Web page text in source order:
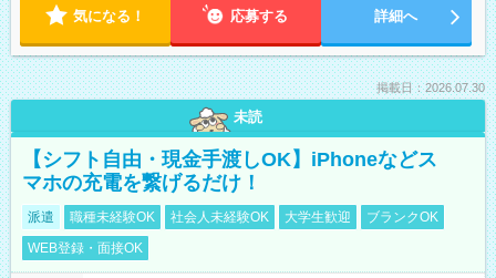
気になる！ 応募する 詳細へ
掲載日：2026.07.30
未読
【シフト自由・現金手渡しOK】iPhoneなどス
マホの充電を繋げるだけ！
派遣 職種未経験OK 社会人未経験OK 大学生歓迎
ブランクOK
WEB登録・面接OK